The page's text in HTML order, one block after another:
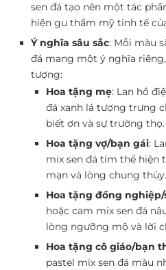
sen đá tạo nên một tác
hiện gu thẩm mỹ tinh tế
Ý nghĩa sâu sắc: Mỗi màu
đá mang một ý nghĩa
tượng:
Hoa tặng mẹ: Lan hồ
đá xanh lá tượng trưng
biết ơn và sự trường thọ.
Hoa tặng vợ/bạn gái:
mix sen đá tím thể hiện
mạn và lòng chung thủy.
Hoa tặng đồng
hoặc cam mix sen đá
lòng ngưỡng mộ và lời
Hoa tặng cô giáo/bạn
pastel mix sen đá màu